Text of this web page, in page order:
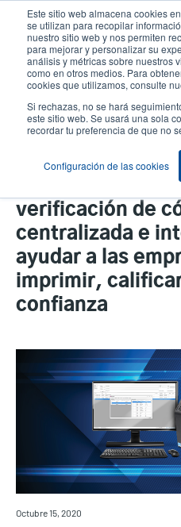
Este sitio web almacena cookies
se utilizan para recopilar
nuestro sitio web y nos permiten
para mejorar y personalizar su
análisis y métricas sobre nuestros
como en otros medios. Para
cookies que utilizamos, consulte
Si rechazas, no se hará
este sitio web. Se usará una sola
recordar tu preferencia de que no
Configuración de las cookies
contenido
principal
Header
TSC Printronix
TEKLYNX crean
verificación de
centralizada e
ayudar a las
imprimir,
confianza
Octubre 15, 2020